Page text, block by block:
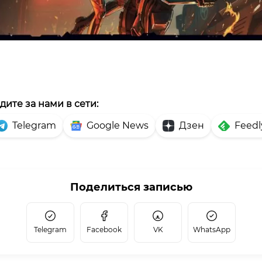
за нами в сети:
Telegram
Google News Дзен
Поделиться записью
Telegram Facebook VK WhatsApp